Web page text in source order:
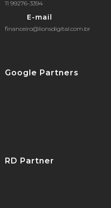
11 99276-3394
E-mail
financeiro@lionsdigital.com.br
Google Partners
RD Partner